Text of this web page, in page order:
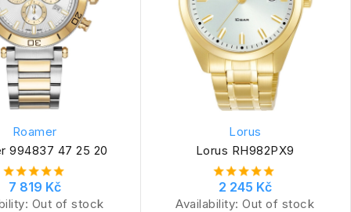
Roamer
994837 47 25 20
7 819 Kč
Out of stock
Lorus
Lorus RH982PX9
2 245 Kč
Availability:Out of stock